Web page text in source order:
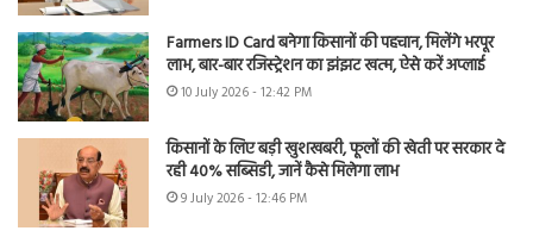
Farmers ID Card बनेगा किसानों की पहचान, मिलेंगे भरपूर
लाभ, बार-बार रजिस्ट्रेशन का झंझट खत्म, ऐसे करें अप्लाई
10 July 2026 - 12:42 PM
किसानों के लिए बड़ी खुशखबरी, फूलों की खेती पर सरकार दे
रही 40% सब्सिडी, जानें कैसे मिलेगा लाभ
9 July 2026 - 12:46 PM